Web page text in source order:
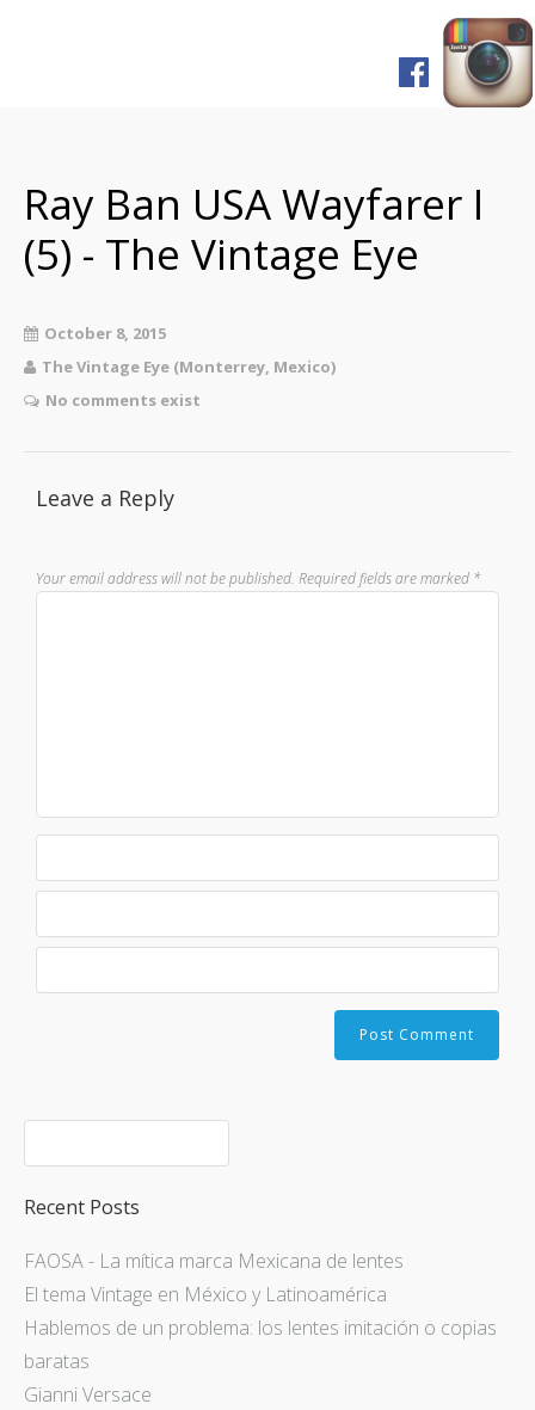
Pagos y Envíos
Servicios
English Version
Ray Ban USA Wayfarer I
(5) - The Vintage Eye
October 8, 2015
The Vintage Eye (Monterrey, Mexico)
No comments exist
Leave a Reply
Your email address will not be published. Required fields are marked *
Recent Posts
FAOSA - La mítica marca Mexicana de lentes
El tema Vintage en México y Latinoamérica
Hablemos de un problema: los lentes imitación o copias
baratas
Gianni Versace